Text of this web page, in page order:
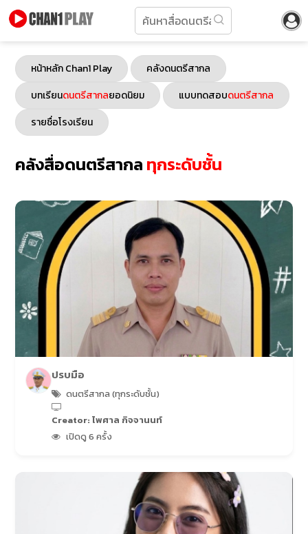
หน้าหลัก Chan1 Play
คลังดนตรีสากล
บทเรียนดนตรีสากลยอดนิยม แบบทดสอบดนตรีสากล
รายชื่อโรงเรียน
คลังสื่อดนตรีสากล ทุกระดับชั้น
ปรบมือ
ดนตรีสากล (ทุกระดับชั้น)
Creator: ไพศาล กิจจานนท์
เปิดดู 6 ครั้ง